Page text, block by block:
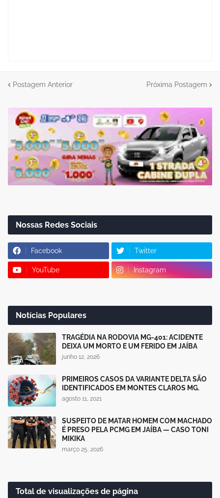
Postagem Anterior Próxima Postagem
Nossas Redes Sociais
Facebook Twitter
YouTube Instagram
Notícias Populares
TRAGÉDIA NA RODOVIA MG-401: ACIDENTE
DEIXA UM MORTO E UM FERIDO EM JAÍBA
junho 12, 2026
PRIMEIROS CASOS DA VARIANTE DELTA SÃO
IDENTIFICADOS EM MONTES CLAROS MG.
agosto 11, 2021
SUSPEITO DE MATAR HOMEM COM MACHADO
É PRESO PELA PCMG EM JAÍBA — CASO TONI
MIKIKA
março 25, 2026
Total de visualizações de página